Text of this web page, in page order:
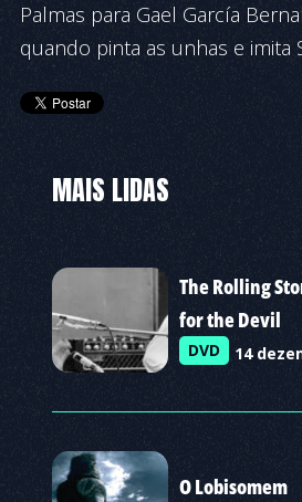
Palmas para Gael García
quando pinta as unhas e imita
MAIS LIDAS
The Rolling
for the Devil
DVD 14
O Lobisomem